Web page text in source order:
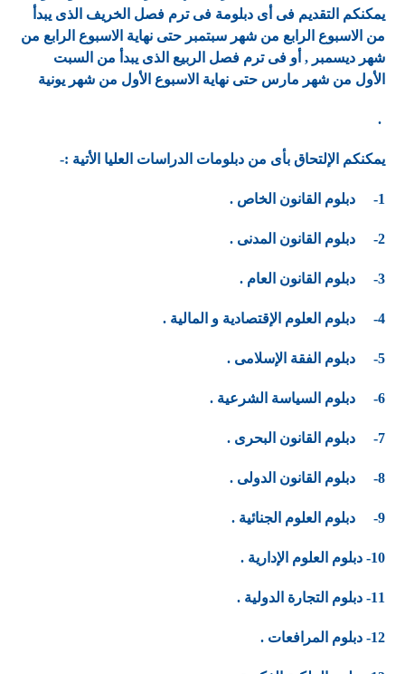
يمكنكم التقديم فى أى دبلومة فىترم فصل الخريف الذى يبدأ
من الاسبوع الرابع من شهر سبتمبر حتى نهاية الاسبوع الرابع من
شهر ديسمبر , أو فىترم فصل الربيع الذى يبدأ من السبت
الأول من شهر مارس حتى نهاية الاسبوع الأول من شهر يونية
.
يمكنكم اﻹلتحاق بأى من دبلومات الدراسات العليا الأتية :-
1- دبلوم القانون الخاص .
2- دبلوم القانون المدنى .
3- دبلوم القانون العام .
4- دبلوم العلوم اﻹقتصادية و المالية .
5- دبلوم الفقة اﻹسلامى .
6- دبلوم السياسة الشرعية .
7- دبلوم القانون البحرى .
8- دبلوم القانون الدولى .
9- دبلوم العلوم الجنائية .
10- دبلوم العلوم اﻹدارية .
11- دبلوم التجارة الدولية .
12- دبلوم المرافعات .